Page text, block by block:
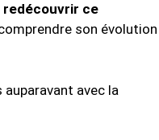
redécouvrir ce
son évolution